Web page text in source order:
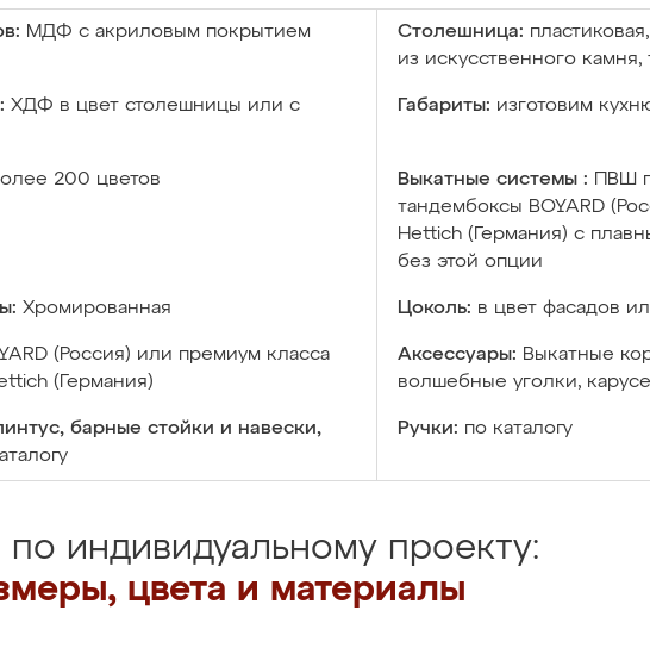
МДФ с акриловым покрытием Столешница:
из искусственного
ХДФ в цвет столешницы или с
Габариты: изготовим
200 цветов Выкатные системы :
ПВШ
тандембоксы BOYARD
Hettich (Германия) с
без этой опции
Хромированная Цоколь: в цвет фасадов
(Россия) или премиум класса
(Германия)
Аксессуары: Выкатные
волшебные уголки,
барные стойки и навески,
Ручки: по каталогу
по индивидуальному проекту:
цвета и материалы